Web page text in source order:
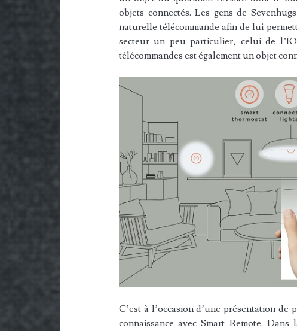
objets connectés. Les gens de
naturelle télécommande afin de lui
secteur un peu particulier, celui de
télécommandes est également un objet
C’est à l’occasion d’une présentation
connaissance avec Smart Remote.